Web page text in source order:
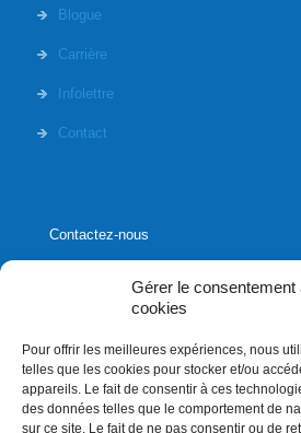
Gérer le consentement
cookies
Pour offrir les meilleures expériences, nous
telles que les cookies pour stocker et/ou
appareils. Le fait de consentir à ces
des données telles que le comportement de
sur ce site. Le fait de ne pas consentir ou de
Blogue
Carrière
Infolettre
Contact
Contactez-nous
1020, rue Bouvier, suite 400,
Québec (Québec) G2K 0K9
info[]affluences.ca